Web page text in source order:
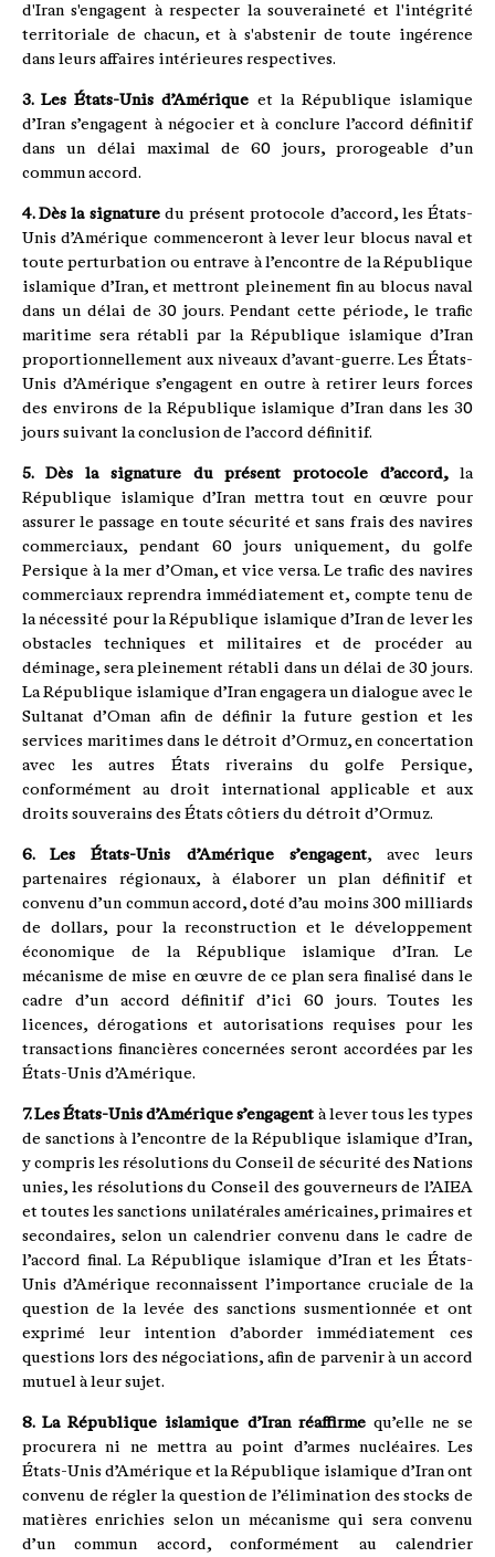
d'Iran s'engagent à respecter la souveraineté et l'intégrité
territoriale de chacun, et à s'abstenir de toute ingérence
dans leurs affaires intérieures respectives.
3. Les États-Unis d’Amérique et la République islamique
d’Iran s’engagent à négocier et à conclure l’accord définitif
dans un délai maximal de 60 jours, prorogeable d’un
commun accord.
4. Dès la signaturedu présent protocole d’accord, les États-
Unis d’Amérique commenceront à lever leur blocus naval et
toute perturbation ou entrave à l’encontre de la République
islamique d’Iran, et mettront pleinement fin au blocus naval
dans un délai de 30 jours. Pendant cette période, le trafic
maritime sera rétabli par la République islamique d’Iran
proportionnellement aux niveaux d’avant-guerre. Les États-
Unis d’Amérique s’engagent en outre à retirer leurs forces
des environs de la République islamique d’Iran dans les 30
jours suivant la conclusion de l’accord définitif.
5. Dès la signature du présent protocole d’accord, la
République islamique d’Iran mettra tout en œuvre pour
assurer le passage en toute sécurité et sans frais des navires
commerciaux, pendant 60 jours uniquement, du golfe
Persique à la mer d’Oman, et vice versa. Le trafic des navires
commerciaux reprendra immédiatement et, compte tenu de
la nécessité pour la République islamique d’Iran de lever les
obstacles techniques et militaires et de procéder au
déminage, sera pleinement rétabli dans un délai de 30 jours.
La République islamique d’Iran engagera un dialogue avec le
Sultanat d’Oman afin de définir la future gestion et les
services maritimes dans le détroit d’Ormuz, en concertation
avec les autres États riverains du golfe Persique,
conformément au droit international applicable et aux
droits souverains des États côtiers du détroit d’Ormuz.
6. Les États-Unis d’Amérique s’engagent, avec leurs
partenaires régionaux, à élaborer un plan définitif et
convenu d’un commun accord, doté d’au moins 300 milliards
de dollars, pour la reconstruction et le développement
économique de la République islamique d’Iran. Le
mécanisme de mise en œuvre de ce plan sera finalisé dans le
cadre d’un accord définitif d’ici 60 jours. Toutes les
licences, dérogations et autorisations requises pour les
transactions financières concernées seront accordées par les
États-Unis d’Amérique.
7. Les États-Unis d’Amérique s’engagent à lever tous les types
de sanctions à l’encontre de la République islamique d’Iran,
y compris les résolutions du Conseil de sécurité des Nations
unies, les résolutions du Conseil des gouverneurs de l’AIEA
et toutes les sanctions unilatérales américaines, primaires et
secondaires, selon un calendrier convenu dans le cadre de
l’accord final. La République islamique d’Iran et les États-
Unis d’Amérique reconnaissent l’importance cruciale de la
question de la levée des sanctions susmentionnée et ont
exprimé leur intention d’aborder immédiatement ces
questions lors des négociations, afin de parvenir à un accord
mutuel à leur sujet.
8. La République islamique d’Iran réaffirmequ’elle ne se
procurera ni ne mettra au point d’armes nucléaires. Les
États-Unis d’Amérique et la République islamique d’Iran ont
convenu de régler la question de l’élimination des stocks de
matières enrichies selon un mécanisme qui sera convenu
d’un commun accord, conformément au calendrier